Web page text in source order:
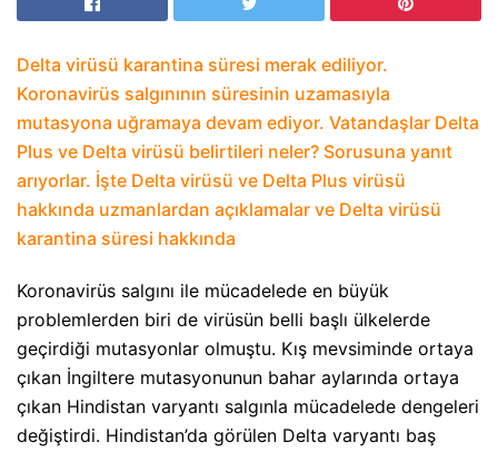
Delta virüsü karantina süresi merak ediliyor.
Koronavirüs salgınının süresinin uzamasıyla
mutasyona uğramaya devam ediyor. Vatandaşlar Delta
Plus ve Delta virüsü belirtileri neler? Sorusuna yanıt
arıyorlar. İşte Delta virüsü ve Delta Plus virüsü
hakkında uzmanlardan açıklamalar ve Delta virüsü
karantina süresi hakkında
Koronavirüs salgını ile mücadelede en büyük
problemlerden biri de virüsün belli başlı ülkelerde
geçirdiği mutasyonlar olmuştu. Kış mevsiminde ortaya
çıkan İngiltere mutasyonunun bahar aylarında ortaya
çıkan Hindistan varyantı salgınla mücadelede dengeleri
değiştirdi. Hindistan’da görülen Delta varyantı baş